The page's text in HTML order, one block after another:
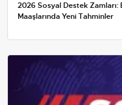
2026 Sosyal Destek Zamları:
Maaşlarında Yeni Tahminler